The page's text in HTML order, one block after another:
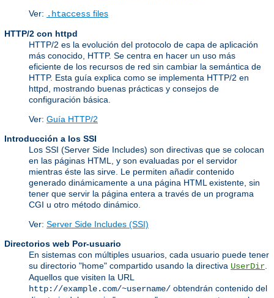
Ver: .htaccess files
HTTP/2 con httpd
HTTP/2 es la evolución del protocolo de capa de aplicación
más conocido, HTTP. Se centra en hacer un uso más
eficiente de los recursos de red sin cambiar la semántica de
HTTP. Esta guía explica como se implementa HTTP/2 en
httpd, mostrando buenas prácticas y consejos de
configuración básica.
Ver: Guía HTTP/2
Introducción a los SSI
Los SSI (Server Side Includes) son directivas que se colocan
en las páginas HTML, y son evaluadas por el servidor
mientras éste las sirve. Le permiten añadir contenido
generado dinámicamente a una página HTML existente, sin
tener que servir la página entera a través de un programa
CGI u otro método dinámico.
Ver: Server Side Includes (SSI)
Directorios web Por-usuario
En sistemas con múltiples usuarios, cada usuario puede tener
su directorio "home" compartido usando la directiva UserDir
Aquellos que visiten la URL
http://example.com/~username/ obtendrán contenido del